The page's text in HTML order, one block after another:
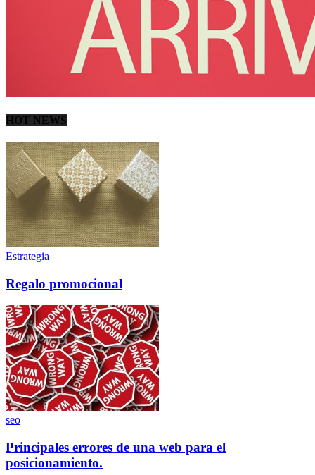
HOT NEWS
Estrategia
Regalo promocional
seo
Principales errores de una web para el
posicionamiento.